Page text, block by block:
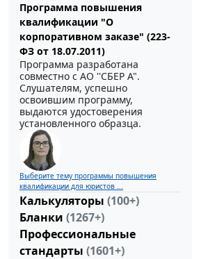
Программа повышения
квалификации "О
корпоративном заказе" (223-
ФЗ от 18.07.2011)
Программа разработана
совместно с АО ''СБЕР А".
Слушателям, успешно
освоившим программу,
выдаются удостоверения
установленного образца.
Выберите тему программы повышения
квалификации для юристов ...
Калькуляторы (100+)
Бланки (1267+)
Профессиональные
стандарты (1601+)